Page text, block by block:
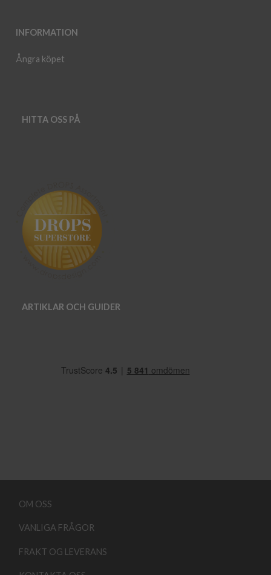
INFORMATION
Ångra köpet
HITTA OSS PÅ
ARTIKLAR OCH GUIDER
OM OSS
VANLIGA FRÅGOR
FRAKT OG LEVERANS